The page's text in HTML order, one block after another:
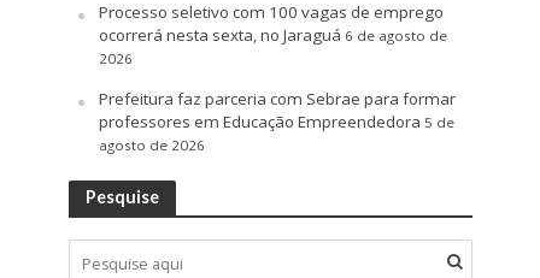
Processo seletivo com 100 vagas de emprego
ocorrerá nesta sexta, no Jaraguá 6 de agosto de
2026
Prefeitura faz parceria com Sebrae para formar
professores em Educação Empreendedora 5 de
agosto de 2026
Pesquise